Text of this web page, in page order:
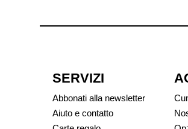
SERVIZI
Abbonati alla newsletter
Aiuto e contatto